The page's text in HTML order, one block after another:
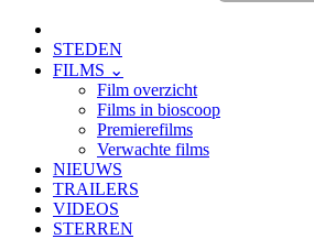
STEDEN
FILMS ⌄
Film overzicht
Films in bioscoop
Premierefilms
Verwachte films
NIEUWS
TRAILERS
VIDEOS
STERREN